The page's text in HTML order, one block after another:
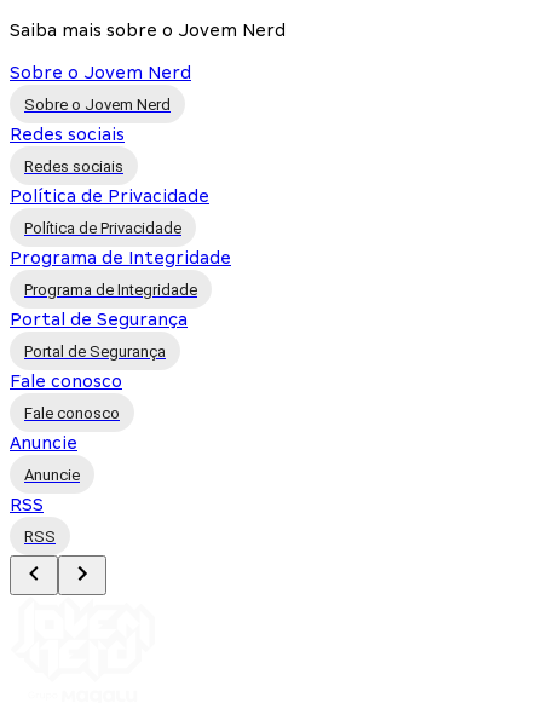
Saiba mais sobre o Jovem Nerd
Sobre o Jovem Nerd
Sobre o Jovem Nerd
Redes sociais
Redes sociais
Política de Privacidade
Política de Privacidade
Programa de Integridade
Programa de Integridade
Portal de Segurança
Portal de Segurança
Fale conosco
Fale conosco
Anuncie
Anuncie
RSS
RSS